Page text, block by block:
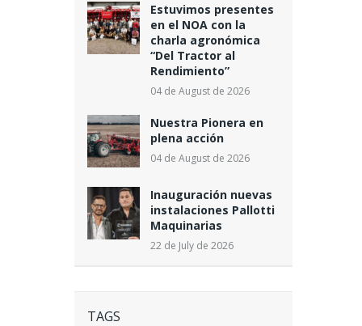
Estuvimos presentes
en el NOA con la
charla agronómica
“Del Tractor al
Rendimiento”
04 de August de 2026
Nuestra Pionera en
plena acción
04 de August de 2026
Inauguración nuevas
instalaciones Pallotti
Maquinarias
22 de July de 2026
TAGS